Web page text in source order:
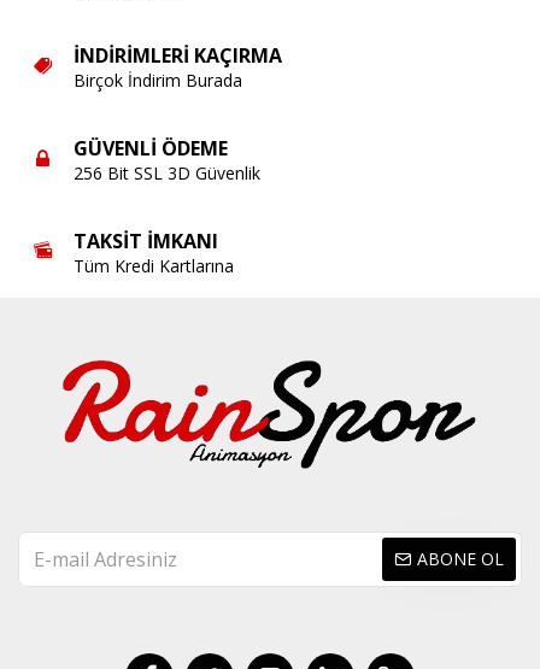
İNDIRIMLERI KAÇIRMA
Birçok İndirim Burada
GÜVENLI ÖDEME
256 Bit SSL 3D Güvenlik
TAKSIT İMKANI
Tüm Kredi Kartlarına
ABONE OL